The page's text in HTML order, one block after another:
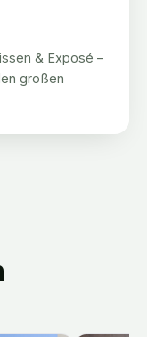
& Exposé –
großen